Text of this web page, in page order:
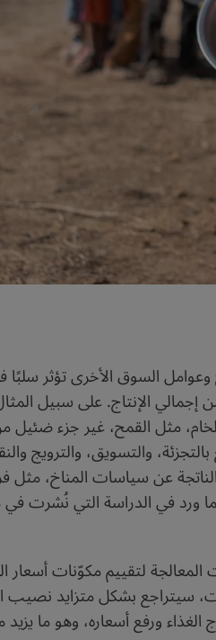
السوق الأخرى تؤثر
الإنتاج. على سبيل
مثل القمح، غير جزء ضئيل من
والتسويق، والترويج
الناتجة عن سياسات المناخ،
ورد في الدراسة التي نُشرت
سيتراجع بشكل متزايد نصيب
ورفع أسعاره، وهو ما يزيد